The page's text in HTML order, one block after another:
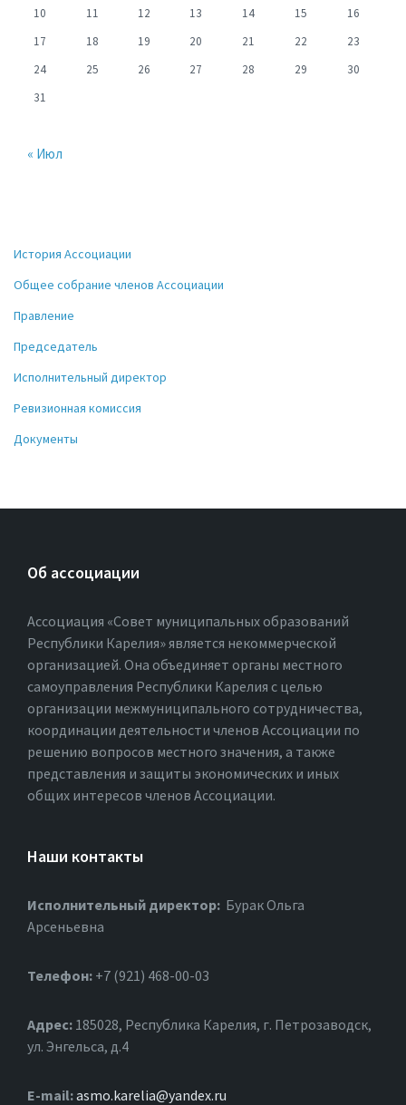
10
11 12 13 14 15
16
17
18 19 20 21 22
23
24
25 26 27 28 29
30
31
« Июл
История Ассоциации
Общее собрание членов Ассоциации
Правление
Председатель
Исполнительный директор
Ревизионная комиссия
Документы
Об ассоциации
Ассоциация «Совет муниципальных образований
Республики Карелия» является некоммерческой
организацией. Она объединяет органы местного
самоуправления Республики Карелия с целью
организации межмуниципального сотрудничества,
координации деятельности членов Ассоциации по
решению вопросов местного значения, а также
представления и защиты экономических и иных
общих интересов членов Ассоциации.
Наши контакты
Исполнительный директор: Бурак Ольга
Арсеньевна
Телефон: +7 (921) 468-00-03
Адрес: 185028, Республика Карелия, г. Петрозаводск,
ул. Энгельса, д.4
Е-mail:asmo.karelia@yandex.ru